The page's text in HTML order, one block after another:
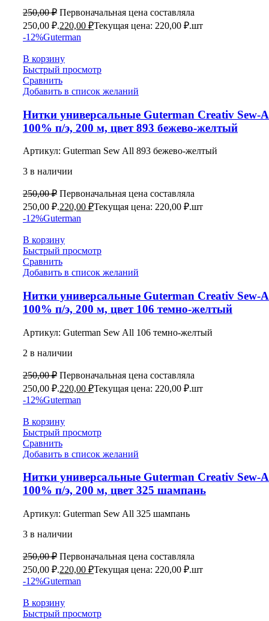
250,00₽ Первоначальная цена составляла
250,00 ₽.220,00 ₽Текущая цена: 220,00 ₽.шт
-12%Guterman
В корзину
Быстрый просмотр
Сравнить
Добавить в список желаний
Нитки универсальные Guterman Creativ Sew-
100% п/э, 200 м, цвет 893 бежево-желтый
Артикул: Guterman Sew All 893 бежево-желтый
3 в наличии
250,00₽ Первоначальная цена составляла
250,00 ₽.220,00 ₽Текущая цена: 220,00 ₽.шт
-12%Guterman
В корзину
Быстрый просмотр
Сравнить
Добавить в список желаний
Нитки универсальные Guterman Creativ Sew-
100% п/э, 200 м, цвет 106 темно-желтый
Артикул: Guterman Sew All 106 темно-желтый
2 в наличии
250,00₽ Первоначальная цена составляла
250,00 ₽.220,00 ₽Текущая цена: 220,00 ₽.шт
-12%Guterman
В корзину
Быстрый просмотр
Сравнить
Добавить в список желаний
Нитки универсальные Guterman Creativ Sew-
100% п/э, 200 м, цвет 325 шампань
Артикул: Guterman Sew All 325 шампань
3 в наличии
250,00₽ Первоначальная цена составляла
250,00 ₽.220,00 ₽Текущая цена: 220,00 ₽.шт
-12%Guterman
В корзину
Быстрый просмотр